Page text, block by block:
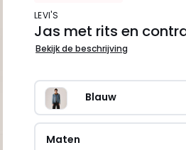
LEVI'S
Jas met rits en
Bekijk de beschrijving
Blauw
Maten